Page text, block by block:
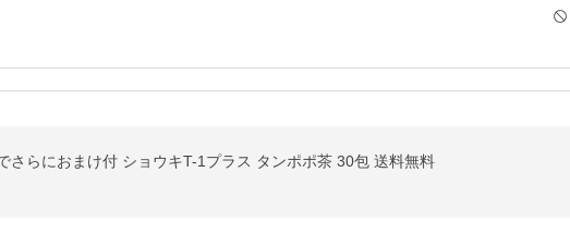
さらにおまけ付 ショウキT-1プラス タンポポ茶 30包 送料無料